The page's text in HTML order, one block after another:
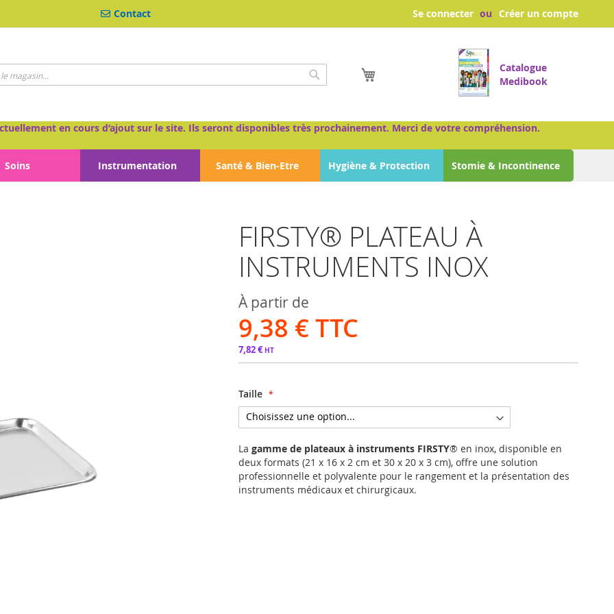
Se connecter Créer un compte
Contact
Mon panier
Catalogue
Medibook
en cours d’ajout sur le site. Ils seront disponibles très prochainement. Merci de votre compréhension.
Soins Instrumentation Santé & Bien-Etre Hygiène & Protection Stomie & Incontinence
FIRSTY® PLATEAU À
INSTRUMENTS INOX
À partir de
9,38 €
7,82 €
Taille
La gamme de plateaux à instruments FIRSTY® en inox, disponible en
deux formats (21 x 16 x 2 cm et 30 x 20 x 3 cm), offre une solution
professionnelle et polyvalente pour le rangement et la présentation des
instruments médicaux et chirurgicaux.